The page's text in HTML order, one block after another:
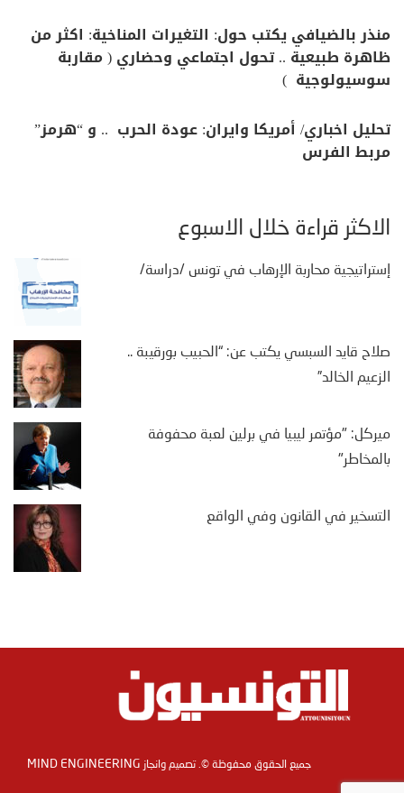
منذر بالضيافي يكتب حول: التغيرات المناخية: اكثر من
ظاهرة طبيعية .. تحول اجتماعي وحضاري ( مقاربة
سوسيولوجية )
تحليل اخباري/ أمريكا وايران: عودة الحرب .. و “هرمز”
مربط الفرس
الأكثر قراءة خلال الأسبوع
إستراتيجية محاربة الإرهاب في تونس /دراسة/
صلاح قايد السبسي يكتب عن: “الحبيب بورقيبة ..
الزعيم الخالد”
ميركل: "مؤتمر ليبيا في برلين لعبة محفوفة
بالمخاطر"
التسخير في القانون وفي الواقع
جميع الحقوق محفوظة ©. تصميم وانجاز MIND ENGINEERING